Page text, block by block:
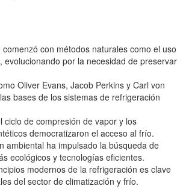
con métodos naturales como el uso
evolucionando por la necesidad de preservar
Oliver Evans, Jacob Perkins y Carl von
bases de los sistemas de refrigeración
ciclo de compresión de vapor y los
democratizaron el acceso al frío.
ambiental ha impulsado la búsqueda de
ecológicos y tecnologías eficientes.
modernos de la refrigeración es clave
del sector de climatización y frío.